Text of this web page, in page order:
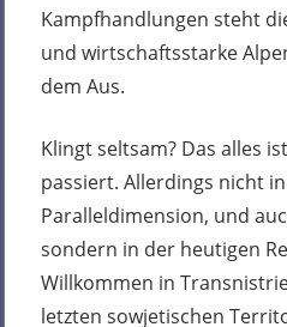
Kampfhandlungen steht
und wirtschaftsstarke
dem Aus.
Klingt seltsam? Das alles
passiert. Allerdings nicht
Paralleldimension, und
sondern in der heutigen
Willkommen in
letzten sowjetischen